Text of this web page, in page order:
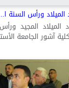
الميلاد ورأس السنة
آشور الجامعة